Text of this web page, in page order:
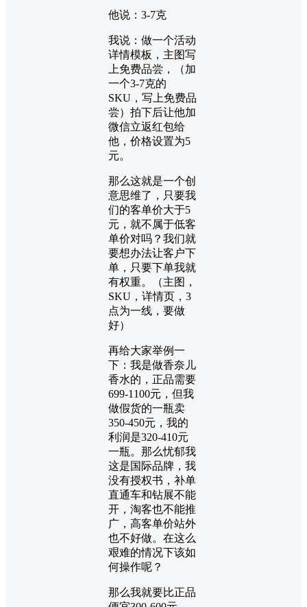
他说：3-7克
我说：做一个活动
详情模板，主图写
上免费品尝，（加
一个3-7克的
SKU，写上免费品
尝）拍下后让他加
微信立返红包给
他，价格设置为5
元。
那么这就是一个创
意思维了，只要我
们的客单价大于5
元，就不属于低客
单价对吗？我们就
要想办法让客户下
单，只要下单我就
有权重。（主图，
SKU，详情页，3
点为一线，要做
好）
再给大家举例一
下：我是做香奈儿
香水的，正品需要
699-1100元，但我
做假货的一瓶卖
350-450元，我的
利润是320-410元
一瓶。那么忧郁我
这是国际品牌，我
没有授权书，补单
直通车和钻展不能
开，淘客也不能推
广，高客单价站外
也不好做。在这么
艰难的情况下该如
何操作呢？
那么我就要比正品